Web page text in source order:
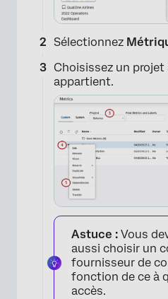
Sélectionnez
Choisissez un projet
appartient.
Astuce : Vous
aussi choisir un
fournisseur de
fonction de ce à
accès.